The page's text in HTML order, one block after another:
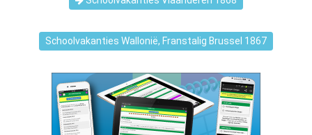
Schoolvakanties Wallonië, Franstalig Brussel 1867